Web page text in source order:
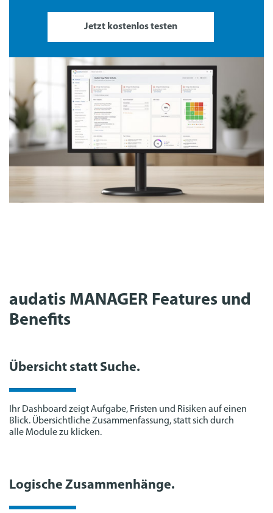
Jetzt kostenlos testen
audatis MANAGER Features und
Benefits
Übersicht statt Suche.
Ihr Dashboard zeigt Aufgabe, Fristen und Risiken auf einen
Blick. Übersichtliche Zusammenfassung, statt sich durch
alle Module zu klicken.
Logische Zusammenhänge.